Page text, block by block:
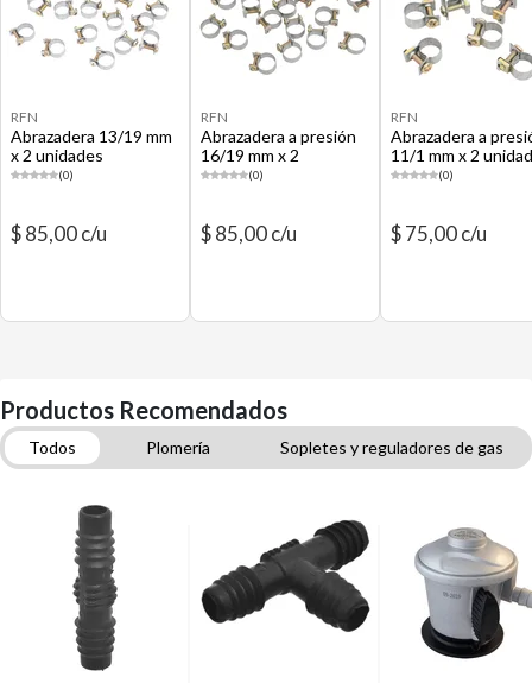
RFN
Abrazadera 13/19 mm
x 2 unidades
(0)
$ 85,00 c/u
RFN
Abrazadera a presión
16/19 mm x 2
unidades
(0)
$ 85,00 c/u
RFN
Abrazadera a
11/1 mm x 2
(0)
$ 75,00 c/u
Productos Recomendados
Todos Plomería
Sopletes y reguladores de gas
Teflones y selladores de agua y gas
Llaves y válvulas de agua y gas